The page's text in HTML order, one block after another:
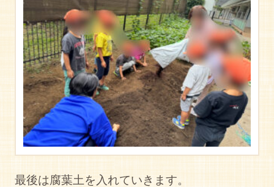
最後は腐葉土を入れていきます。